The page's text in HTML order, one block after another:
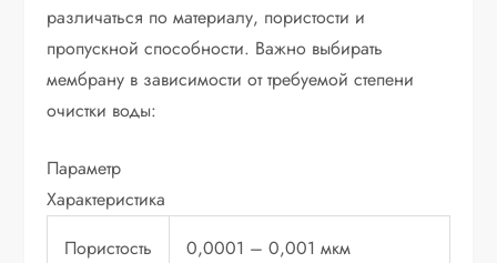
различаться по материалу, пористости и
пропускной способности. Важно выбирать
мембрану в зависимости от требуемой степени
очистки воды:
Параметр
Характеристика
Пористость
0,0001 – 0,001 мкм